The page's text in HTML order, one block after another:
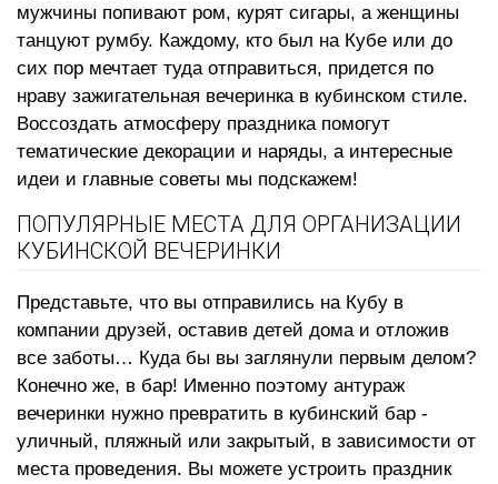
мужчины попивают ром, курят сигары, а женщины
танцуют румбу. Каждому, кто был на Кубе или до
сих пор мечтает туда отправиться, придется по
нраву зажигательная вечеринка в кубинском стиле.
Воссоздать атмосферу праздника помогут
тематические декорации и наряды, а интересные
идеи и главные советы мы подскажем!
ПОПУЛЯРНЫЕ МЕСТА ДЛЯ ОРГАНИЗАЦИИ
КУБИНСКОЙ ВЕЧЕРИНКИ
Представьте, что вы отправились на Кубу в
компании друзей, оставив детей дома и отложив
все заботы… Куда бы вы заглянули первым делом?
Конечно же, в бар! Именно поэтому антураж
вечеринки нужно превратить в кубинский бар -
уличный, пляжный или закрытый, в зависимости от
места проведения. Вы можете устроить праздник